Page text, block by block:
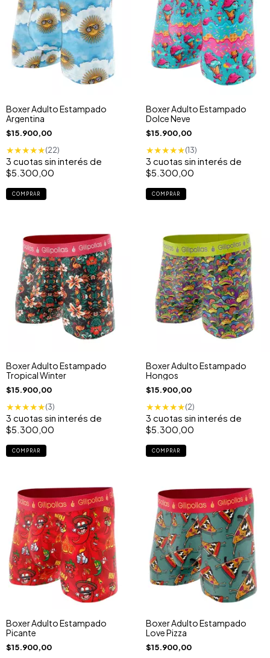
Boxer Adulto Estampado
Argentina
$15.900,00
★★★★★(22)
3 cuotas sin interés de
$5.300,00
COMPRAR
Boxer Adulto Estampado
Dolce Neve
$15.900,00
★★★★★(13)
3 cuotas sin interés de
$5.300,00
COMPRAR
Boxer Adulto Estampado
Tropical Winter
$15.900,00
★★★★★(3)
3 cuotas sin interés de
$5.300,00
COMPRAR
Boxer Adulto Estampado
Hongos
$15.900,00
★★★★★(2)
3 cuotas sin interés de
$5.300,00
COMPRAR
Boxer Adulto Estampado
Picante
$15.900,00
Boxer Adulto Estampado
Love Pizza
$15.900,00